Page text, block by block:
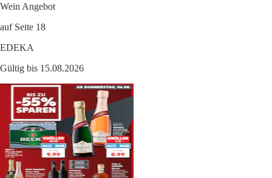
Wein Angebot
auf Seite 18
EDEKA
Gültig bis 15.08.2026